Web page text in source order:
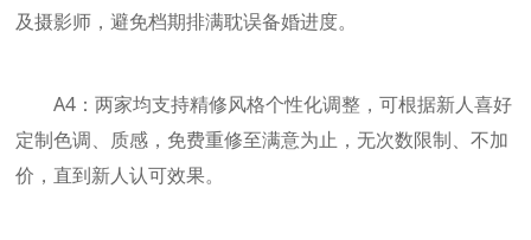
及摄影师，避免档期排满耽误备婚进度。
A4：两家均支持精修风格个性化调整，可根据新人喜好
定制色调、质感，免费重修至满意为止，无次数限制、不加
价，直到新人认可效果。